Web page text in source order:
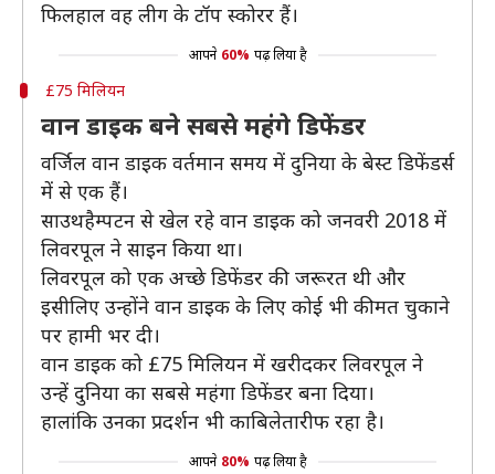
फिलहाल वह लीग के टॉप स्कोरर हैं।
आपने 60% पढ़ लिया है
£75 मिलियन
वान डाइक बने सबसे महंगे डिफेंडर
वर्जिल वान डाइक वर्तमान समय में दुनिया के बेस्ट डिफेंडर्स
में से एक हैं।
साउथहैम्पटन से खेल रहे वान डाइक को जनवरी 2018 में
लिवरपूल ने साइन किया था।
लिवरपूल को एक अच्छे डिफेंडर की जरूरत थी और
इसीलिए उन्होंने वान डाइक के लिए कोई भी कीमत चुकाने
पर हामी भर दी।
वान डाइक को £75 मिलियन में खरीदकर लिवरपूल ने
उन्हें दुनिया का सबसे महंगा डिफेंडर बना दिया।
हालांकि उनका प्रदर्शन भी काबिलेतारीफ रहा है।
आपने 80% पढ़ लिया है